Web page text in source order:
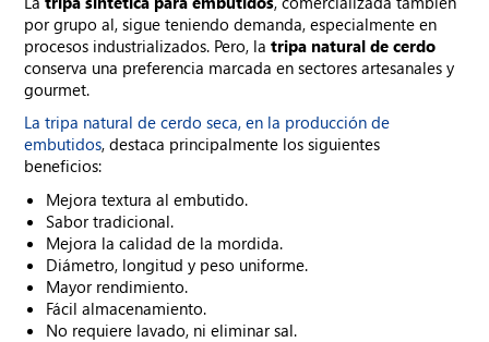
por grupo al, sigue teniendo demanda, especialmente en
procesos industrializados. Pero, latripa natural de cerdo
conserva una preferencia marcada en sectores artesanales y
gourmet.
La tripa natural de cerdo seca, en la producción de
embutidos, destaca principalmente los siguientes
beneficios:
Mejora textura al embutido.
Sabor tradicional.
Mejora la calidad de la mordida.
Diámetro, longitud y peso uniforme.
Mayor rendimiento.
Fácil almacenamiento.
No requiere lavado, ni eliminar sal.